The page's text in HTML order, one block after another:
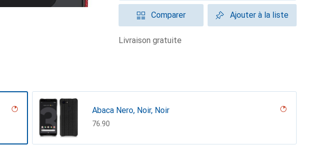
Comparer Ajouter à la liste
livraison gratuite
Abaca Nero, Noir, Noir
CHF
76.90